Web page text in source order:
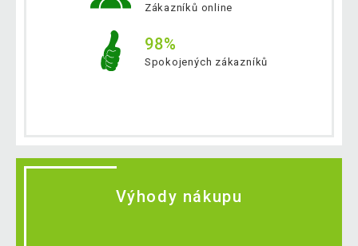
Zákazníků online
98%
Spokojených zákazníků
Výhody nákupu